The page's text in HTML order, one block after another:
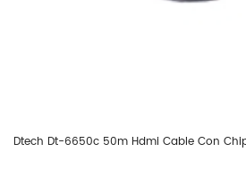
Dtech Dt-6650c 50m Hdmi Cable Con